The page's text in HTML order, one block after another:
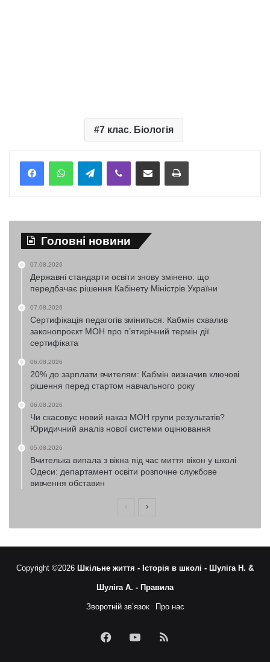
7 клас. Біологія
TelegramViber Надіслати електронною поштоюНадрукувати
Головні новини
07.08.2026
Державні стандарти освіти знову змінено: що
передбачає рішення Кабінету Міністрів України
07.08.2026
Сертифікація педагогів зміниться: Кабмін схвалив
законопроєкт МОН про п’ятирічний термін дії
сертифіката
06.08.2026
20% до зарплати вчителям: Кабмін визначив ключові
рішення перед стартом навчального року
06.08.2026
Чи скасовує новий наказ МОН групи результатів?
Юридичний аналіз нової системи оцінювання
05.08.2026
Вчителька випала з вікна під час миття вікон у школі
Одеси: департамент освіти розпочне службове
вивчення обставин
ПопередняНаступна
Copyright ©2026 Шкільне життя - Історія в школі - Шуліга Н. &
Шуліга А. - Правила
Зворотній зв’язок Про нас
FacebookYouTubeRSS